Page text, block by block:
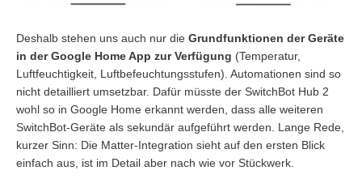
Deshalb stehen uns auch nur die Grundfunktionen der Geräte
in der Google Home App zur Verfügung (Temperatur,
Luftfeuchtigkeit, Luftbefeuchtungsstufen). Automationen sind so
nicht detailliert umsetzbar. Dafür müsste der SwitchBot Hub 2
wohl so in Google Home erkannt werden, dass alle weiteren
SwitchBot-Geräte als sekundär aufgeführt werden. Lange Rede,
kurzer Sinn: Die Matter-Integration sieht auf den ersten Blick
einfach aus, ist im Detail aber nach wie vor Stückwerk.